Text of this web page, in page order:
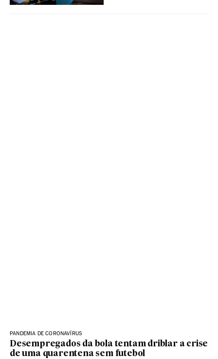
PANDEMIA DE CORONAVÍRUS
Desempregados da bola tentam driblar a crise
de uma quarentena sem futebol